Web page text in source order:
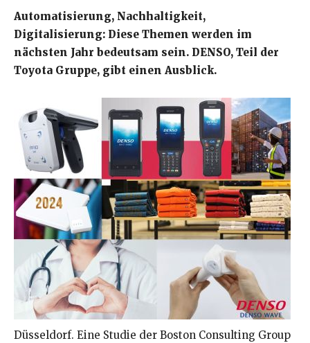
Automatisierung, Nachhaltigkeit,
Digitalisierung: Diese Themen werden im
nächsten Jahr bedeutsam sein. DENSO, Teil der
Toyota Gruppe, gibt einen Ausblick.
Düsseldorf. Eine Studie der Boston Consulting Group